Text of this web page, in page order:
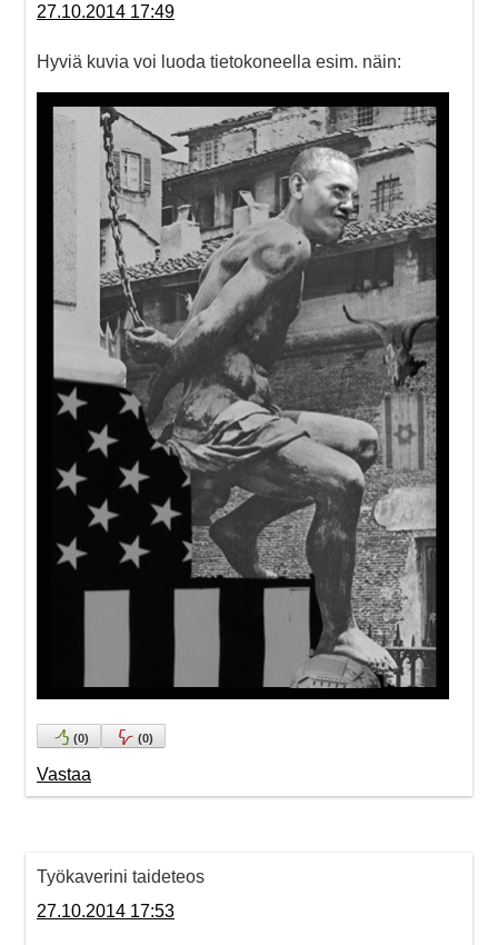
27.10.2014 17:49
Hyviä kuvia voi luoda tietokoneella esim. näin:
(0) (0)
Vastaa
Työkaverini taideteos
27.10.2014 17:53